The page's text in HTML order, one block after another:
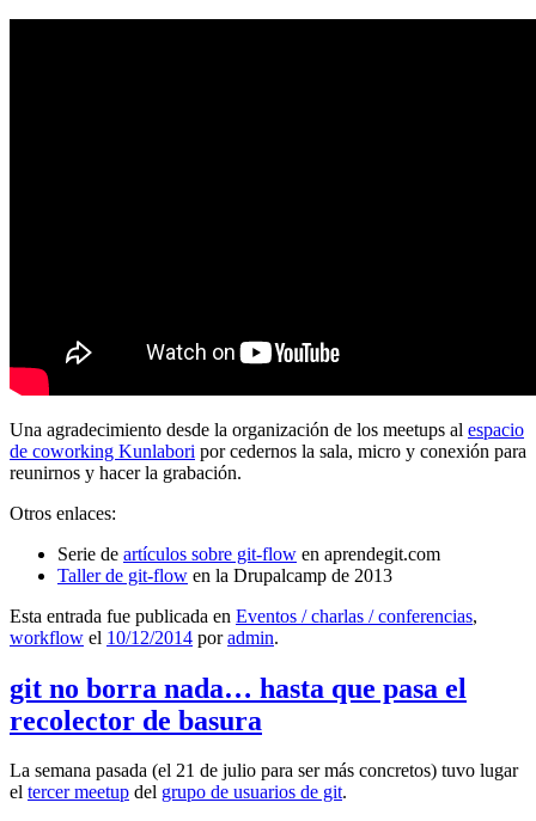
Una agradecimiento desde la organización de los meetups al espacio
de coworking Kunlabori por cedernos la sala, micro y conexión para
reunirnos y hacer la grabación.
Otros enlaces:
Serie de artículos sobre git-flow en aprendegit.com
Taller de git-flow en la Drupalcamp de 2013
Esta entrada fue publicada en Eventos / charlas / conferencias,
workflow el 10/12/2014 poradmin.
git no borra nada… hasta que pasa el
recolector de basura
La semana pasada (el 21 de julio para ser más concretos) tuvo lugar
el tercer meetup del grupo de usuarios de git.